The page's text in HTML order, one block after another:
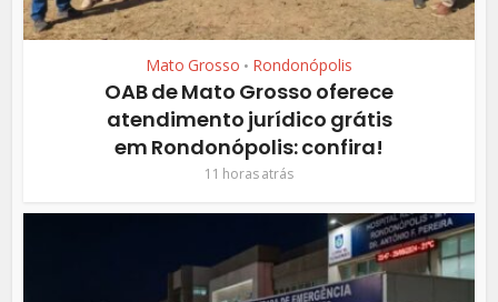
Mato Grosso • Rondonópolis
OAB de Mato Grosso oferece
atendimento jurídico grátis
em Rondonópolis: confira!
11 horas atrás